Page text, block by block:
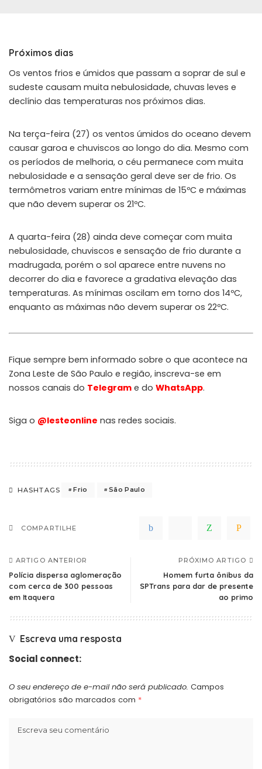
Próximos dias
Os ventos frios e úmidos que passam a soprar de sul e
sudeste causam muita nebulosidade, chuvas leves e
declínio das temperaturas nos próximos dias.
Na terça-feira (27) os ventos úmidos do oceano devem
causar garoa e chuviscos ao longo do dia. Mesmo com
os períodos de melhoria, o céu permanece com muita
nebulosidade e a sensação geral deve ser de frio. Os
termômetros variam entre mínimas de 15ºC e máximas
que não devem superar os 21ºC.
A quarta-feira (28) ainda deve começar com muita
nebulosidade, chuviscos e sensação de frio durante a
madrugada, porém o sol aparece entre nuvens no
decorrer do dia e favorece a gradativa elevação das
temperaturas. As mínimas oscilam em torno dos 14ºC,
enquanto as máximas não devem superar os 22ºC.
Fique sempre bem informado sobre o que acontece na
Zona Leste de São Paulo e região, inscreva-se em
nossos canais do Telegram e do WhatsApp.
Siga o @lesteonline nas redes sociais.
HASHTAGS Frio São Paulo
COMPARTILHE
ARTIGO ANTERIOR
Polícia dispersa aglomeração
com cerca de 300 pessoas
em Itaquera
PRÓXIMO ARTIGO
Homem furta ônibus da
SPTrans para dar de presente
ao primo
Escreva uma resposta
Social connect:
O seu endereço de e-mail não será publicado. Campos
obrigatórios são marcados com *